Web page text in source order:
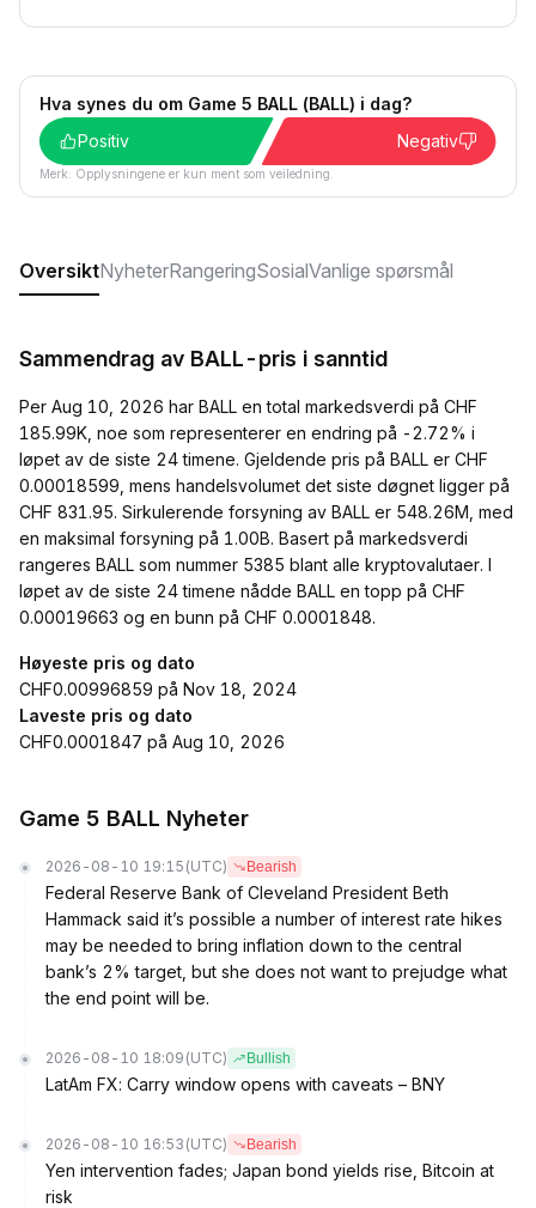
Hva synes du om Game 5 BALL (BALL) i dag?
Positiv
Negativ
Merk: Opplysningene er kun ment som veiledning.
OversiktNyheterRangeringSosialVanlige spørsmål
Sammendrag av BALL-pris i sanntid
Per Aug 10, 2026 har BALL en total markedsverdi på CHF
185.99K, noe som representerer en endring på -2.72% i
løpet av de siste 24 timene. Gjeldende pris på BALL er CHF
0.00018599, mens handelsvolumet det siste døgnet ligger på
CHF 831.95. Sirkulerende forsyning av BALL er 548.26M, med
en maksimal forsyning på 1.00B. Basert på markedsverdi
rangeres BALL som nummer 5385 blant alle kryptovalutaer. I
løpet av de siste 24 timene nådde BALL en topp på CHF
0.00019663 og en bunn på CHF 0.0001848.
Høyeste pris og dato
CHF0.00996859 på Nov 18, 2024
Laveste pris og dato
CHF0.0001847 på Aug 10, 2026
Game 5 BALL Nyheter
2026-08-10 19:15 (UTC) Bearish
Federal Reserve Bank of Cleveland President Beth
Hammack said it’s possible a number of interest rate hikes
may be needed to bring inflation down to the central
bank’s 2% target, but she does not want to prejudge what
the end point will be.
2026-08-10 18:09 (UTC) Bullish
LatAm FX: Carry window opens with caveats – BNY
2026-08-10 16:53 (UTC) Bearish
Yen intervention fades; Japan bond yields rise, Bitcoin at
risk